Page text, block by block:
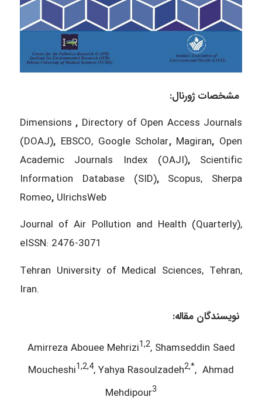
مشخصات ژورنال:
Dimensions, Directory of Open Access Journals
(DOAJ),EBSCO, Google Scholar,Magiran, Open
Academic Journals Index (OAJI),Scientific
Information Database (SID),Scopus, Sherpa
Romeo,UlrichsWeb
Journal of Air Pollution and Health (Quarterly),
eISSN: 2476-3071
Tehran University of Medical Sciences, Tehran,
Iran.
نویسندگان مقاله:
Amirreza Abouee Mehrizi1,2, Shamseddin Saed
Moucheshi1,2,4, Yahya Rasoulzadeh2,*, Ahmad
Mehdipour3